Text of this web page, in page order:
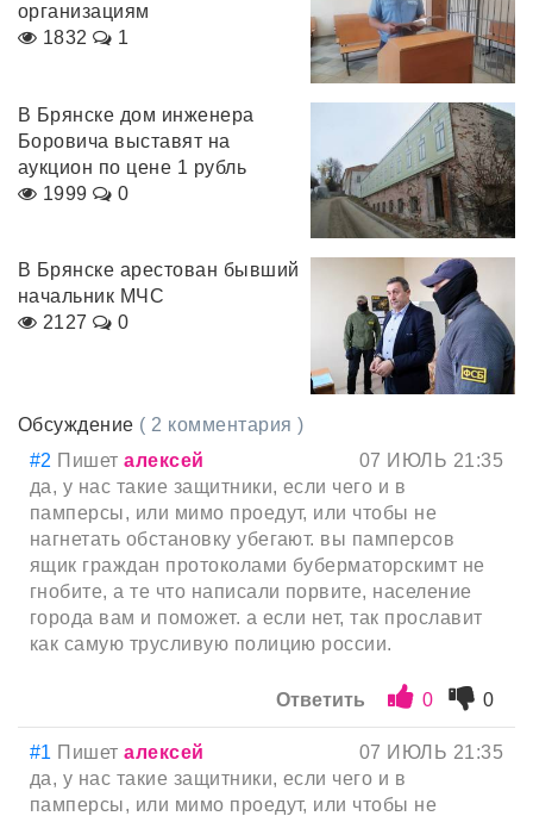
организациям
1832
1
В Брянске дом инженера
Боровича выставят на
аукцион по цене 1 рубль
1999
0
В Брянске арестован бывший
начальник МЧС
2127
0
Обсуждение ( 2 комментария )
#2 Пишеталексей
07 ИЮЛЬ 21:35
да, у нас такие защитники, если чего и в
памперсы, или мимо проедут, или чтобы не
нагнетать обстановку убегают. вы памперсов
ящик граждан протоколами буберматорскимт не
гнобите, а те что написали порвите, население
города вам и поможет. а если нет, так прославит
как самую трусливую полицию россии.
Ответить 0 0
#1 Пишеталексей
07 ИЮЛЬ 21:35
да, у нас такие защитники, если чего и в
памперсы, или мимо проедут, или чтобы не